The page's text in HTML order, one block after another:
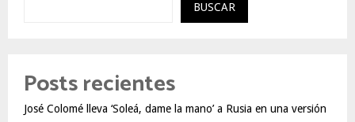
BUSCAR
Posts recientes
José Colomé lleva ‘Soleá, dame la mano’ a Rusia en una versión